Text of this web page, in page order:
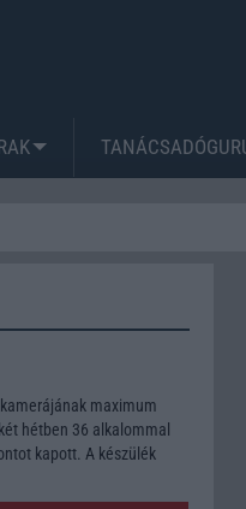
maximum
hétben 36 alkalommal
kapott. A készülék